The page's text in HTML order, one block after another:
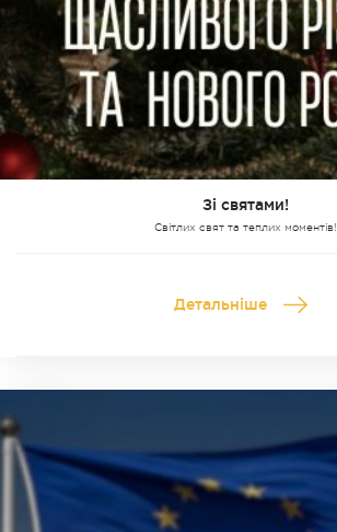
Зі святами!
Світлих свят та теплих моментів!
Детальніше